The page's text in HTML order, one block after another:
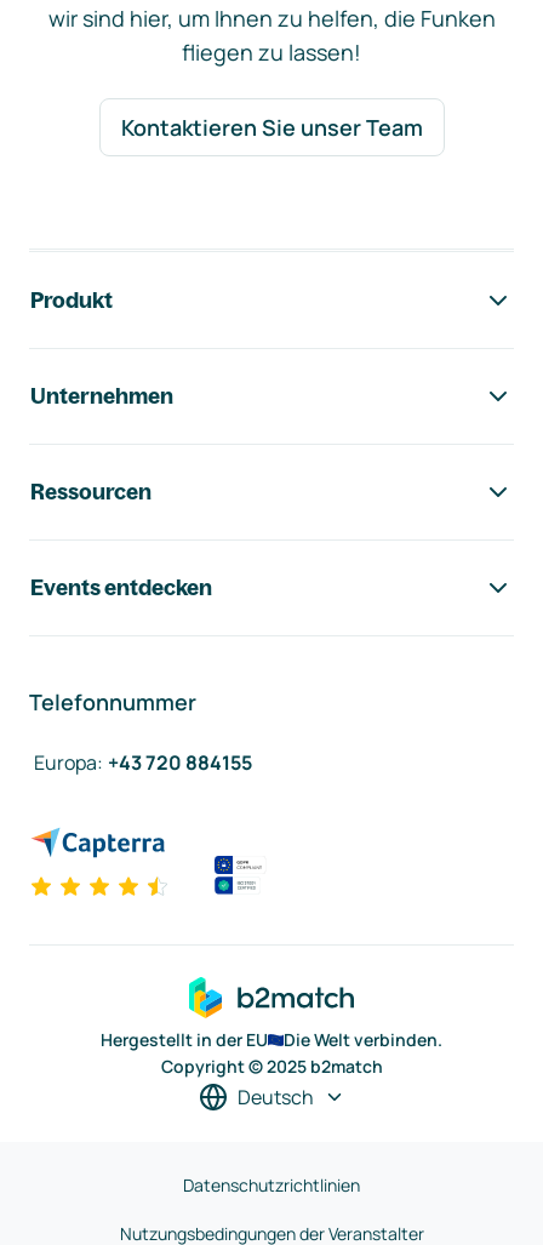
wir sind hier, um Ihnen zu helfen, die Funken
fliegen zu lassen!
Kontaktieren Sie unser Team
Produkt
Unternehmen
Ressourcen
Events entdecken
Telefonnummer
Europa: +43 720 884155
Hergestellt in der EU
Die Welt verbinden.
Copyright © 2025 b2match
Deutsch
Datenschutzrichtlinien
Nutzungsbedingungen der Veranstalter